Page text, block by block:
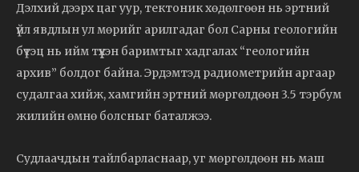
Дэлхий дээрх цаг уур, тектоник хөдөлгөөн нь эртний
үйл явдлын ул мөрийг арилгадаг бол Сарны геологийн
бүтэц нь ийм түүхэн баримтыг хадгалах “геологийн
архив” болдог байна. Эрдэмтэд радиометрийн аргаар
судалгаа хийж, хамгийн эртний мөргөлдөөн 3.5 тэрбум
жилийн өмнө болсныг баталжээ.
Судлаачдын тайлбарласнаар, уг мөргөлдөөн нь маш